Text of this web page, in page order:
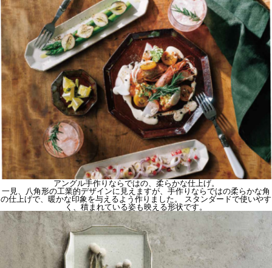
アングル手作りならではの、柔らかな仕上げ。
一見、八角形の工業的デザインに見えますが、手作りならではの柔らかな角
の仕上げで、暖かな印象を与えるよう作りました。 スタンダードで使いやす
く、積まれている姿も映える形状です。